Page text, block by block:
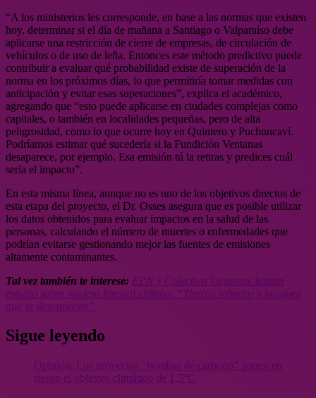
“A los ministerios les corresponde, en base a las normas que existen
hoy, determinar si el día de mañana a Santiago o Valparaíso debe
aplicarse una restricción de cierre de empresas, de circulación de
vehículos o de uso de leña. Entonces este método predictivo puede
contribuir a evaluar qué probabilidad existe de superación de la
norma en los próximos días, lo que permitiría tomar medidas con
anticipación y evitar esas superaciones”, explica el académico,
agregando que “esto puede aplicarse en ciudades complejas como
capitales, o también en localidades pequeñas, pero de alta
peligrosidad, como lo que ocurre hoy en Quintero y Puchuncaví.
Podríamos estimar qué sucedería si la Fundición Ventanas
desaparece, por ejemplo. Esa emisión tú la retiras y predices cuál
sería el impacto”.
En esta misma línea, aunque no es uno de los objetivos directos de
esta etapa del proyecto, el Dr. Osses asegura que es posible utilizar
los datos obtenidos para evaluar impactos en la salud de las
personas, calculando el número de muertes o enfermedades que
podrían evitarse gestionando mejor las fuentes de emisiones
altamente contaminantes.
Tal vez también te interese:
Sigue leyendo